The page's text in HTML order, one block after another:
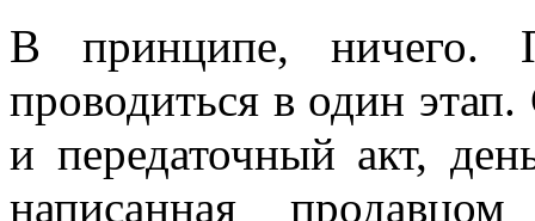
В принципе, ничего.
проводиться в один
и передаточный акт,
написанная